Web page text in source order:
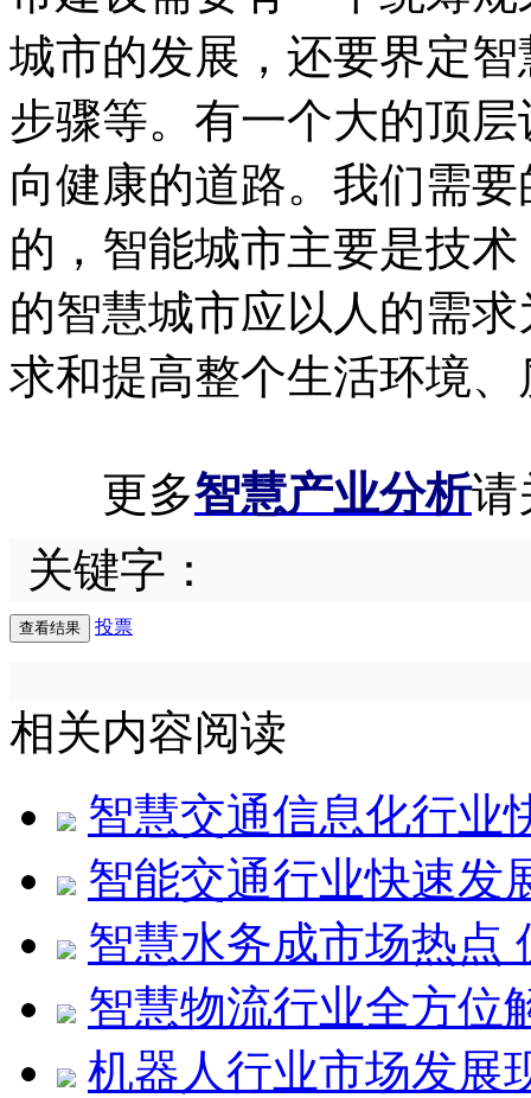
城市的发展，还要界定
步骤等。有一个大的顶
向健康的道路。我们需
的，智能城市主要是技
的智慧城市应以人的需
求和提高整个生活环境
更多智慧产业分析请
关键字：
投票
相关内容阅读
智慧交通信息化行业
智能交通行业快速发
智慧水务成市场热点
智慧物流行业全方位
机器人行业市场发展